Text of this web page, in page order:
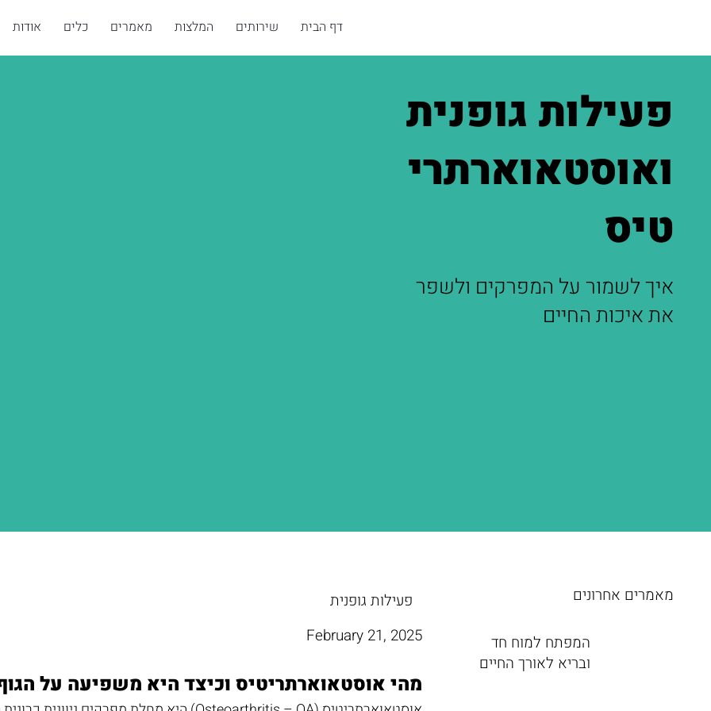
דף הבית שירותים המלצות מאמרים כלים אודות
פעילות גופנית
ואוסטאוארתרי
טיס
איך לשמור על המפרקים ולשפר
את איכות החיים
פעילות גופנית
February 21, 2025
מהי אוסטאוארתריטיס וכיצד היא משפיעה על
מאמרים אחרונים
המפתח למוח חד
ובריא לאורך החיים